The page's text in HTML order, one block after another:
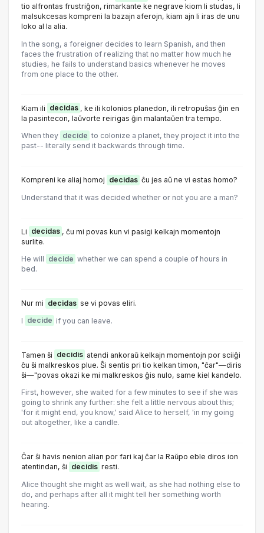
tio alfrontas frustriĝon, rimarkante ke negrave kiom li studas, li
malsukcesas kompreni la bazajn aferojn, kiam ajn li iras de unu
loko al la alia.
In the song, a foreigner decides to learn Spanish, and then
faces the frustration of realizing that no matter how much he
studies, he fails to understand basics whenever he moves
from one place to the other.
Kiam ili decidas , ke ili kolonios planedon, ili retropuŝas ĝin en
la pasintecon, laŭvorte reirigas ĝin malantaŭen tra tempo.
When they decide to colonize a planet, they project it into the
past-- literally send it backwards through time.
Kompreni ke aliaj homoj decidas ĉu jes aŭ ne vi estas homo?
Understand that it was decided whether or not you are a man?
Li decidas , ĉu mi povas kun vi pasigi kelkajn momentojn
surlite.
He will decide whether we can spend a couple of hours in
bed.
Nur mi decidas se vi povas eliri.
I decide if you can leave.
Tamen ŝi decidis atendi ankoraŭ kelkajn momentojn por sciiĝi
ĉu ŝi malkreskos plue. Ŝi sentis pri tio kelkan timon, "ĉar"—diris
ŝi—"povas okazi ke mi malkreskos ĝis nulo, same kiel kandelo.
First, however, she waited for a few minutes to see if she was
going to shrink any further: she felt a little nervous about this;
'for it might end, you know,' said Alice to herself, 'in my going
out altogether, like a candle.
Ĉar ŝi havis nenion alian por fari kaj ĉar la Raŭpo eble diros ion
atentindan, ŝi decidis resti.
Alice thought she might as well wait, as she had nothing else to
do, and perhaps after all it might tell her something worth
hearing.